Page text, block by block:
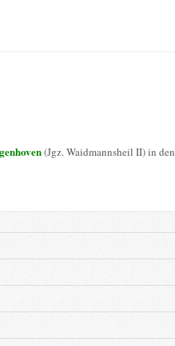
(Jgz. Waidmannsheil II) in den